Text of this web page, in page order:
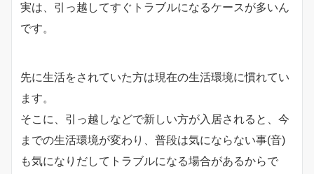
実は、引っ越してすぐトラブルになるケースが多いん
です。
先に生活をされていた方は現在の生活環境に慣れてい
ます。
そこに、引っ越しなどで新しい方が入居されると、今
までの生活環境が変わり、普段は気にならない事(音)
も気になりだしてトラブルになる場合があるからで